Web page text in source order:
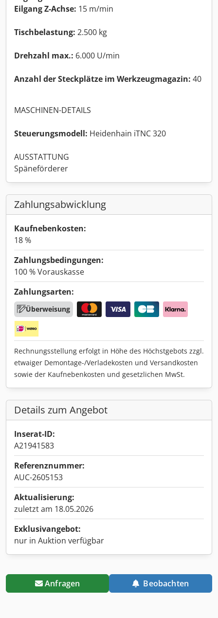
Eilgang Z-Achse: 15 m/min
Tischbelastung: 2.500 kg
Drehzahl max.: 6.000 U/min
Anzahl der Steckplätze im Werkzeugmagazin: 40
MASCHINEN-DETAILS
Steuerungsmodell: Heidenhain iTNC 320
AUSSTATTUNG
Späneförderer
Zahlungsabwicklung
Kaufnebenkosten:
18 %
Zahlungsbedingungen:
100 % Vorauskasse
Zahlungsarten:
Überweisung
Rechnungsstellung erfolgt in Höhe des Höchstgebots zzgl.
etwaiger Demontage-/Verladekosten und Versandkosten
sowie der Kaufnebenkosten und gesetzlichen MwSt.
Details zum Angebot
Inserat-ID:
A21941583
Referenznummer:
AUC-2605153
Aktualisierung:
zuletzt am 18.05.2026
Exklusivangebot:
nur in Auktion verfügbar
Anfragen Beobachten